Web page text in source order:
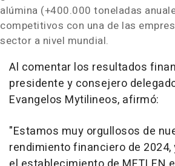
alúmina (+400.000 toneladas
competitivos con una de las
sector a nivel mundial.
Al comentar los resultados
presidente y consejero
Evangelos Mytilineos, afirmó:
"Estamos muy orgullosos de
rendimiento financiero de